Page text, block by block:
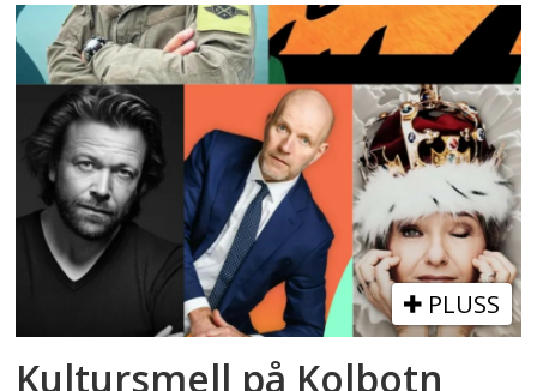
PLUSS
Kultursmell på Kolbotn